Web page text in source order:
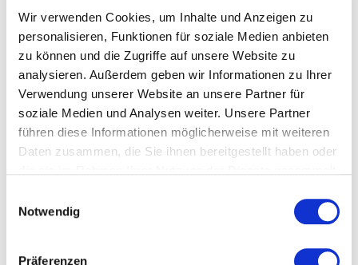
Wir verwenden Cookies, um Inhalte und Anzeigen zu
personalisieren, Funktionen für soziale Medien anbieten
zu können und die Zugriffe auf unsere Website zu
analysieren. Außerdem geben wir Informationen zu Ihrer
Verwendung unserer Website an unsere Partner für
soziale Medien und Analysen weiter. Unsere Partner
führen diese Informationen möglicherweise mit weiteren
Daten zusammen, die Sie ihnen bereitgestellt haben oder
Notwendig
Präferenzen
Vision Demokratie – Aktionstag